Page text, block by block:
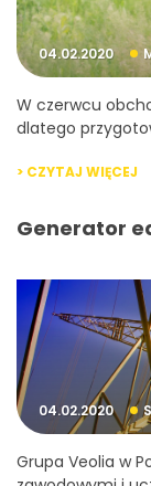
04.02.2020
W czerwcu
dlatego
> CZYTAJ WIĘCEJ
Generator
04.02.2020
Grupa Veolia w